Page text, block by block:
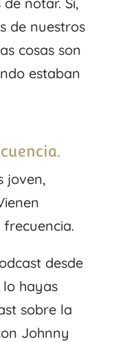
de nuestros
cosas son
estaban
joven,
desde
lo hayas
sobre la
Johnny